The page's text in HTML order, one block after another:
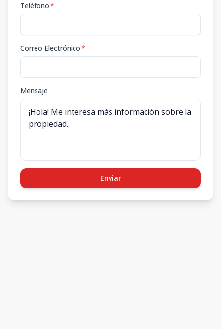
Teléfono*
Correo Electrónico*
Mensaje
Enviar